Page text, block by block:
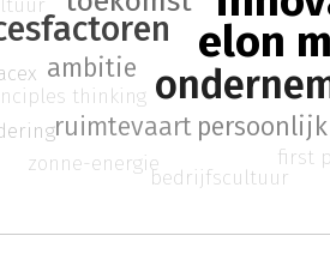
elon
ambitie
ruimtevaart
thinking
first
bedrijfscultuur
zonne-energie